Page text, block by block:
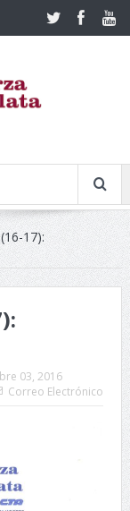
17):
03, 2016
Correo Electrónico